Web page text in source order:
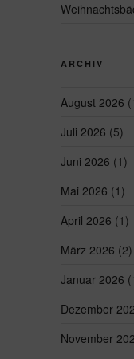
ARCHIV
August 2026
Juli 2026 (5)
Juni 2026 (1)
Mai 2026 (1)
April 2026 (1)
März 2026 (2)
Januar 2026
Dezember
November